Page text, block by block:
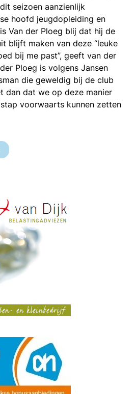
seizoen aanzienlijk
hoofd jeugdopleiding en
Van der Ploeg blij dat hij de
blijft maken van deze “leuke
bij me past”, geeft van der
Ploeg is volgens Jansen
die geweldig bij de club
dan dat we op deze manier
voorwaarts kunnen zetten